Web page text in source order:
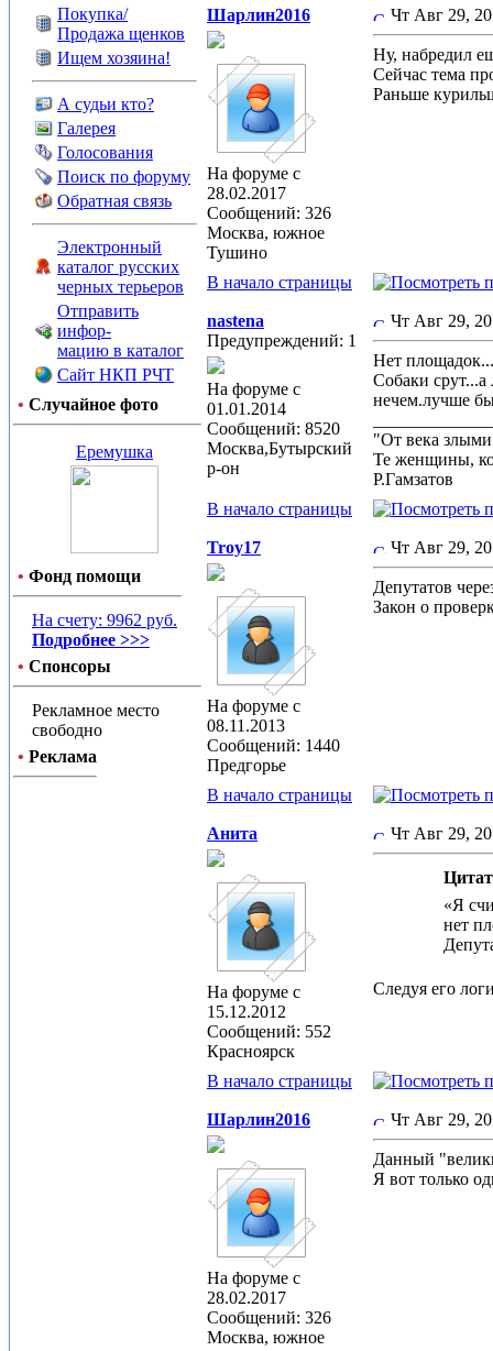
Покупка/
Продажа щенков
Ищем хозяина!
А судьи кто?
Галерея
Голосования
Поиск по форуму
Обратная связь
Электронный
каталог русских
черных терьеров
Отправить
инфор-
мацию в каталог
Сайт НКП РЧТ
• Случайное фото
Еремушка
• Фонд помощи
На счету: 9962 руб.
Подробнее >>>
• Спонсоры
Рекламное место
свободно
• Реклама
Шарлин2016
На форуме с
28.02.2017
Сообщений: 326
Москва, южное
Тушино
Чт Авг 29,
Ну, набредил
Сейчас тема
Раньше
В начало страницы
nastena
Предупреждений: 1
На форуме с
01.01.2014
Сообщений: 8520
Москва,Бутырский
р-он
Чт Авг 29,
Нет
Собаки
нечем.лучше бы
"От века
Те женщины,
Р.Гамзатов
В начало страницы
Troy17
На форуме с
08.11.2013
Сообщений: 1440
Предгорье
Чт Авг 29,
Депутатов
Закон о
В начало страницы
Анита
На форуме с
15.12.2012
Сообщений: 552
Красноярск
Чт Авг 29,
«Я
нет
Следуя его
В начало страницы
Шарлин2016
На форуме с
28.02.2017
Сообщений: 326
Москва, южное
Чт Авг 29,
Данный
Я вот только